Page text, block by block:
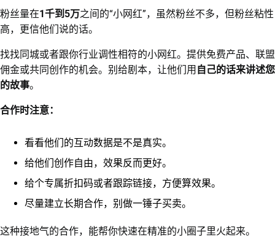
粉丝量在1千到5万之间的“小网红”，虽然粉丝不多，但粉丝粘性
高，更信他们说的话。
找找同城或者跟你行业调性相符的小网红。提供免费产品、联盟
佣金或共同创作的机会。别给剧本，让他们用 自己的话来讲述您
的故事。
合作时注意：
看看他们的互动数据是不是真实。
给他们创作自由，效果反而更好。
给个专属折扣码或者跟踪链接，方便算效果。
尽量建立长期合作，别做一锤子买卖。
这种接地气的合作，能帮你快速在精准的小圈子里火起来。